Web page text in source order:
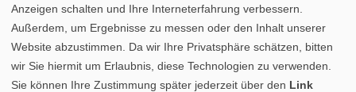
Anzeigen schalten und Ihre Interneterfahrung verbessern.
Außerdem, um Ergebnisse zu messen oder den Inhalt unserer
Website abzustimmen. Da wir Ihre Privatsphäre schätzen, bitten
wir Sie hiermit um Erlaubnis, diese Technologien zu verwenden.
Sie können Ihre Zustimmung später jederzeit über den Link